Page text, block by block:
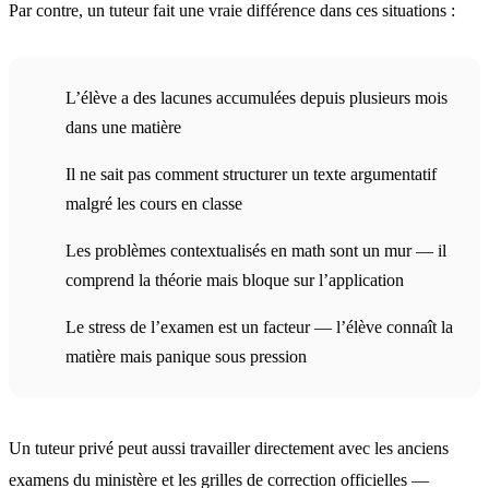
Par contre, un tuteur fait une vraie différence dans ces situations :
L’élève a des lacunes accumulées depuis plusieurs mois
dans une matière
Il ne sait pas comment structurer un texte argumentatif
malgré les cours en classe
Les problèmes contextualisés en math sont un mur — il
comprend la théorie mais bloque sur l’application
Le stress de l’examen est un facteur — l’élève connaît la
matière mais panique sous pression
Un tuteur privé peut aussi travailler directement avec les anciens
examens du ministère et les grilles de correction officielles —